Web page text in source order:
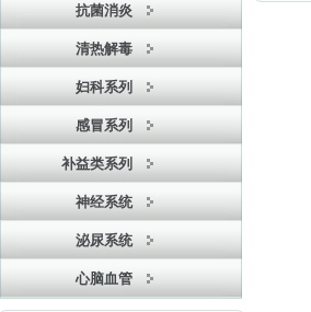
抗菌消炎
清热解毒
妇科系列
感冒系列
补益类系列
神经系统
泌尿系统
心脑血管